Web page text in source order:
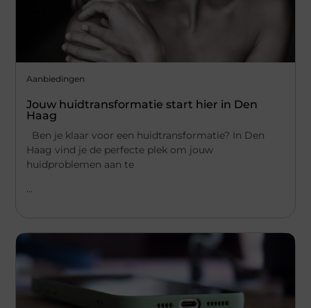
Aanbiedingen
Jouw huidtransformatie start hier in Den
Haag
Ben je klaar voor een huidtransformatie? In Den
Haag vind je de perfecte plek om jouw
huidproblemen aan te
...